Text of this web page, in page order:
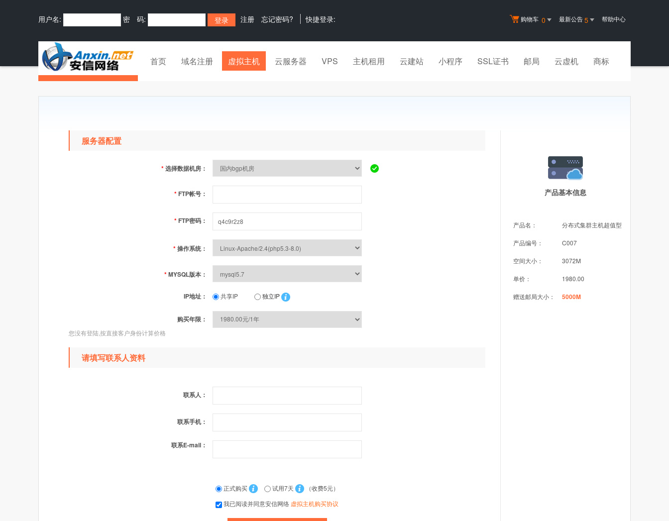
购物车 0 最新公告5 帮助中心
用户名: 密 码: 注册 忘记密码? 快捷登录:
首页 域名注册 虚拟主机 云服务器 VPS 主机租用 云建站 小程序 SSL证书 邮局 云虚机 商标
产品基本信息
产品名： 分布式集群主机超值型
产品编号： C007
空间大小： 3072M
单价： 1980.00
赠送邮局大小： 5000M
服务器配置
*选择数据机房：
* FTP帐号：
* FTP密码：
*操作系统：
*MYSQL版本：
IP地址： 共享IP 独立IP
购买年限：
您没有登陆,按直接客户身份计算价格
请填写联系人资料
联系人：
联系手机：
联系E-mail：
正式购买 试用7天
（收费5元）
我已阅读并同意安信网络 虚拟主机购买协议